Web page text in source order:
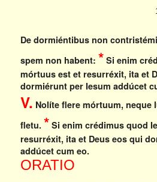
De dormiéntibus non
spem non habent: * Si enim
mórtuus est et resurréxit, ita et
dormiérunt per Iesum addúcet
V. Nolíte flere mórtuum, neque
fletu. * Si enim crédimus quod
resurréxit, ita et Deus eos qui
addúcet cum eo.
ORATIO